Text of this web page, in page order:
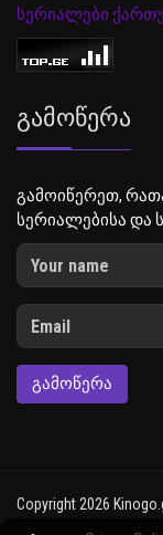
სერიალები
Გამოწერა
გამოიწერეთ,
სერიალებისა და
ᲒᲐᲛᲝᲬᲔᲠᲐ
Copyright 2026